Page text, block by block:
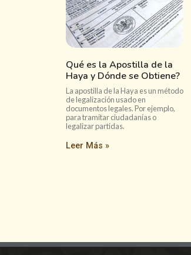
Qué es la Apostilla de la
Haya y Dónde se Obtiene?
La apostilla de la Haya es un método
de legalización usado en
documentos legales. Por ejemplo,
para tramitar ciudadanías o
legalizar partidas.
Leer Más »